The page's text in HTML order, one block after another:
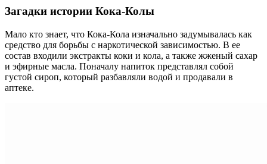
Загадки истории Кока-Колы
Мало кто знает, что Кока-Кола изначально задумывалась как
средство для борьбы с наркотической зависимостью. В ее
состав входили экстракты коки и кола, а также жженый сахар
и эфирные масла. Поначалу напиток представлял собой
густой сироп, который разбавляли водой и продавали в
аптеке.